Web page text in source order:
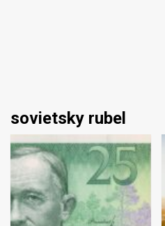
sovietsky rubel